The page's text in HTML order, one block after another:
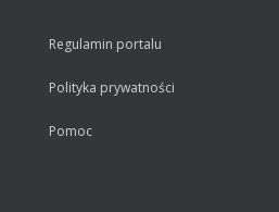
Regulamin portalu
Polityka prywatności
Pomoc